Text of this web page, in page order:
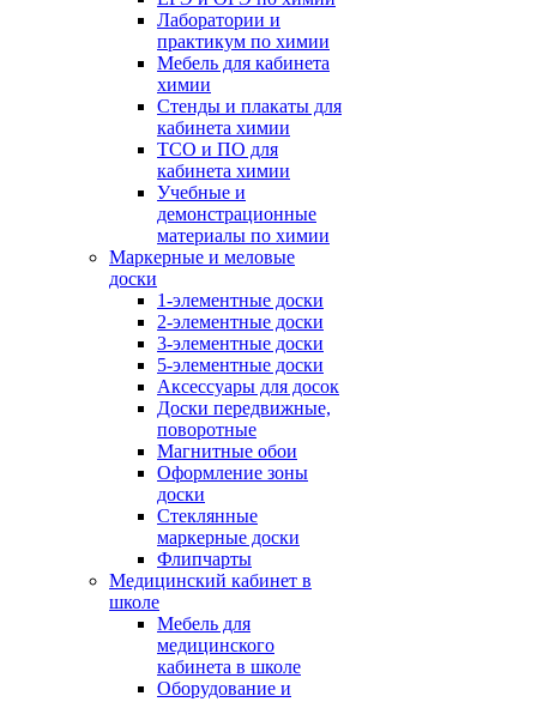
Лаборатории и
практикум по химии
Мебель для кабинета
химии
Стенды и плакаты для
кабинета химии
ТСО и ПО для
кабинета химии
Учебные и
демонстрационные
материалы по химии
Маркерные и меловые
доски
1-элементные доски
2-элементные доски
3-элементные доски
5-элементные доски
Аксессуары для досок
Доски передвижные,
поворотные
Магнитные обои
Оформление зоны
доски
Стеклянные
маркерные доски
Флипчарты
Медицинский кабинет в
школе
Мебель для
медицинского
кабинета в школе
Оборудование и